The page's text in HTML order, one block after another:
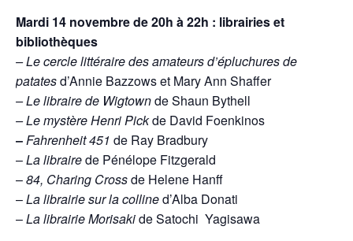
Mardi 14 novembre de 20h à 22h : librairies et
bibliothèques
– Le cercle littéraire des amateurs d’épluchures de
patatesd’Annie Bazzows et Mary Ann Shaffer
– Le libraire de Wigtownde Shaun Bythell
– Le mystère Henri Pickde David Foenkinos
–Fahrenheit 451 de Ray Bradbury
–La librairede Pénélope Fitzgerald
–84, Charing Crossde Helene Hanff
–La librairie sur la collined’Alba Donati
–La librairie Morisakide Satochi Yagisawa